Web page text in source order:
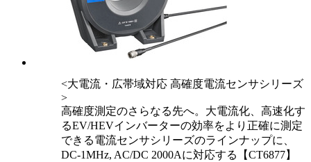
<大電流・広帯域対応 高確度電流センサシリーズ
>
高確度測定のさらなる先へ。大電流化、高速化す
るEV/HEVインバーターの効率をより正確に測定
できる電流センサシリーズのラインナップに、
DC-1MHz, AC/DC 2000Aに対応する【CT6877】